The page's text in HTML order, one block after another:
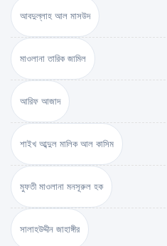
আবদুল্লাহ আল মাসউদ
মাওলানা তারিক জামিল
আরিফ আজাদ
শাইখ আব্দুল মালিক আল কাসিম
মুফতী মাওলানা মনসূরুল হক
সালাহউদ্দীন জাহাঙ্গীর